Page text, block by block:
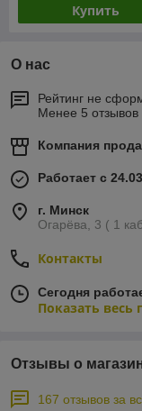
Купить
О нас
Рейтинг не
Менее 5 отзывов
Компания
Работает с
г. Минск
Огарёва, 3 ( 1
Контакты
Сегодня
Показать весь
Отзывы о
167 отзывов за